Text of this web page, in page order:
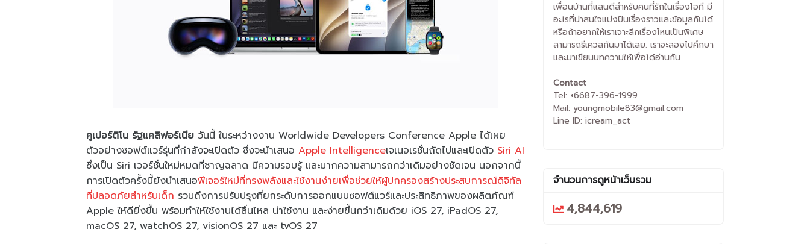
คูเปอร์ติโน รัฐแคลิฟอร์เนีย วันนี้ ในระหว่างงาน Worldwide Developers Conference Apple ได้เผย
ตัวอย่างซอฟต์แวร์รุ่นที่กำลังจะเปิดตัว ซึ่งจะนำเสนอ Apple Intelligenceเจเนอเรชั่นถัดไปและเปิดตัว Siri AI
ซึ่งเป็น Siri เวอร์ชั่นใหม่หมดที่ชาญฉลาด มีความรอบรู้ และมากความสามารถกว่าเดิมอย่างชัดเจน นอกจากนี้
การเปิดตัวครั้งนี้ยังนำเสนอฟีเจอร์ใหม่ที่ทรงพลังและใช้งานง่ายเพื่อช่วยให้ผู้ปกครองสร้างประสบการณ์ดิจิทัล
ที่ปลอดภัยสำหรับเด็ก รวมถึงการปรับปรุงที่ยกระดับการออกแบบซอฟต์แวร์และประสิทธิภาพของผลิตภัณฑ์
Apple ให้ดียิ่งขึ้น พร้อมทำให้ใช้งานได้ลื่นไหล น่าใช้งาน และง่ายขึ้นกว่าเดิมด้วย iOS 27, iPadOS 27,
macOS 27, watchOS 27, visionOS 27 และ tvOS 27
เพื่อนบ้านที่แสนดีสำหรับคนที่รักในเรื่องไอที มี
อะไรที่น่าสนใจแบ่งปันเรื่องราวและข้อมูลกันได้
หรือถ้าอยากให้เราเจาะลึกเรื่องไหนเป็นพิเศษ
สามารถรีเควสกันมาได้เลย. เราจะลองไปศึกษา
และมาเขียนบทความให้เพื่อได้อ่านกัน
Contact
Tel: +6687-396-1999
Mail: youngmobile83@gmail.com
Line ID: icream_act
จำนวนการดูหน้าเว็บรวม
4,844,619